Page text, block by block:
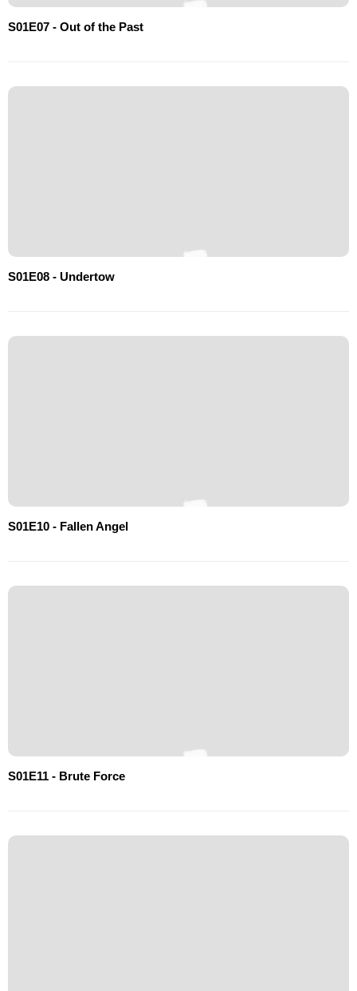
S01E07 - Out of the Past
S01E08 - Undertow
S01E10 - Fallen Angel
S01E11 - Brute Force